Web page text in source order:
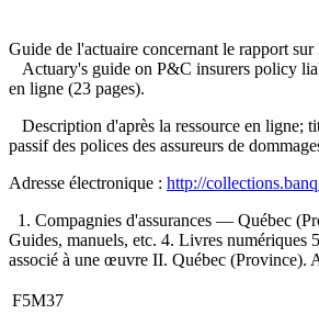
Guide de l'actuaire concernant le rapport
Actuary's guide on P&C insurers policy
en ligne (23 pages).
Description d'après la ressource en ligne;
passif des polices des assureurs de
Adresse électronique : http://
1. Compagnies d'assurances — Québec
Guides, manuels, etc. 4. Livres numériques
associé à une œuvre II. Québec (Province).
F5M37